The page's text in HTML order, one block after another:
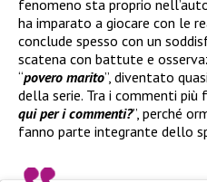
fenomeno sta proprio
ha imparato a giocare con le
conclude spesso con un
scatena con battute e
“povero marito”, diventato
della serie. Tra i commenti più
qui per i commenti?”, perché
fanno parte integrante dello